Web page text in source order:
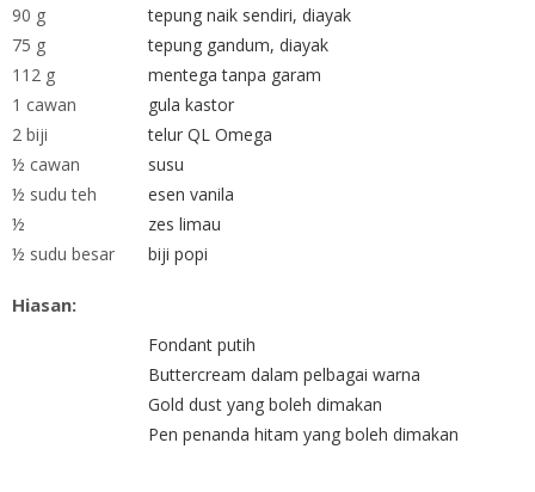
90 g
tepung naik sendiri, diayak
75 g
tepung gandum, diayak
112 g
mentega tanpa garam
1 cawan
gula kastor
2 biji
telur QL Omega
½ cawan
susu
½ sudu teh
esen vanila
½
zes limau
½ sudu besar
biji popi
Hiasan:
Fondant putih
Buttercream dalam pelbagai warna
Gold dust yang boleh dimakan
Pen penanda hitam yang boleh dimakan